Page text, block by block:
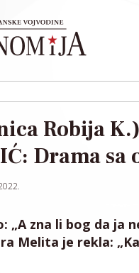
Robija
Drama sa
„A zna li bog da ja
Melita je rekla: